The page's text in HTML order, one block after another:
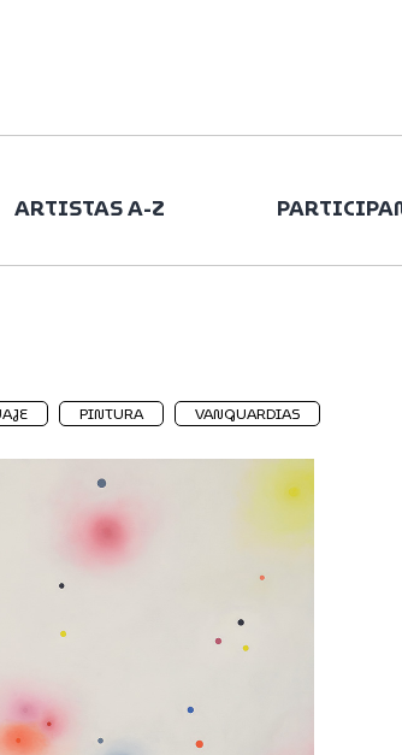
ARTISTAS A-Z
PINTURA VANGUARDIAS